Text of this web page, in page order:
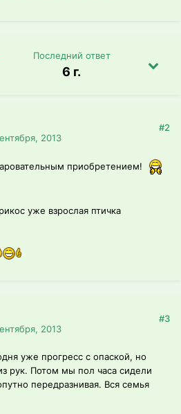
Последний ответ
6 г.
2013
#2
приобретением!
уже взрослая птичка
2013
#3
уже прогресс с опаской, но
рук. Потом мы пол часа сидели
передразнивая. Вся семья